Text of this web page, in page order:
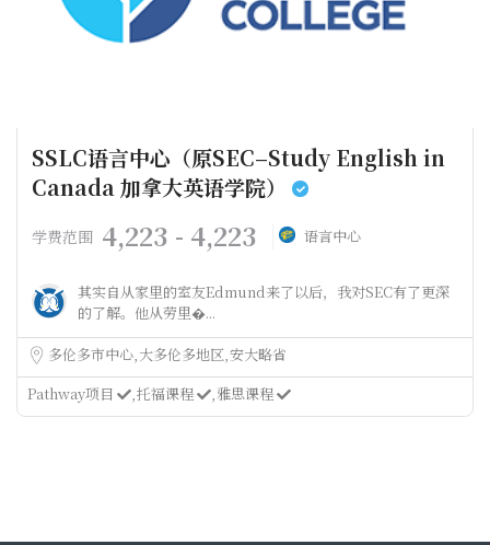
SSLC语言中心（原SEC–Study English in
Canada 加拿大英语学院）
学费范围 4,223 - 4,223 语言中心
其实自从家里的室友Edmund来了以后，我对SEC有了更深
的了解。他从劳里�...
多伦多市中心大多伦多地区安大略省
Pathway项目
托福课程 雅思课程